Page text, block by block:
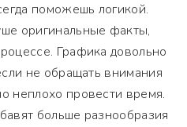
поможешь логикой.
оригинальные факты,
Графика довольно
не обращать внимания
неплохо провести время.
больше разнообразия